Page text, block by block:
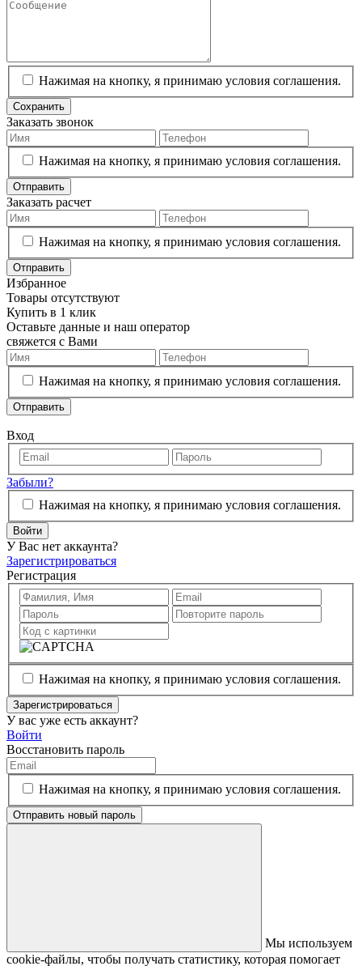
Нажимая на кнопку, я принимаю условия соглашения.
Сохранить
Заказать звонок
Нажимая на кнопку, я принимаю условия соглашения.
Отправить
Заказать расчет
Нажимая на кнопку, я принимаю условия соглашения.
Отправить
Избранное
Товары отсутствуют
Купить в 1 клик
Оставьте данные и наш оператор
свяжется с Вами
Нажимая на кнопку, я принимаю условия соглашения.
Отправить
Вход
Забыли?
Нажимая на кнопку, я принимаю условия соглашения.
Войти
У Вас нет аккаунта?
Зарегистрироваться
Регистрация
Нажимая на кнопку, я принимаю условия соглашения.
Зарегистрироваться
У вас уже есть аккаунт?
Войти
Восстановить пароль
Нажимая на кнопку, я принимаю условия соглашения.
Отправить новый пароль
Мы используем
cookie-файлы, чтобы получать статистику, которая помогает